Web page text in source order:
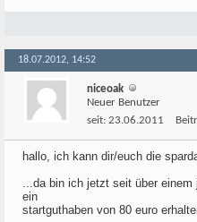
18.07.2012, 14:52
niceoak
Neuer Benutzer
seit: 23.06.2011
hallo, ich kann dir/euch die
...da bin ich jetzt seit über
ein
startguthaben von 80 euro